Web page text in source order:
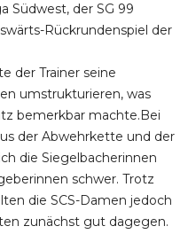
Südwest, der SG 99
Rückrundenspiel der
der Trainer seine
umstrukturieren, was
bemerkbar machte.Bei
der Abwehrkette und der
die Siegelbacherinnen
schwer. Trotz
die SCS-Damen jedoch
zunächst gut dagegen.